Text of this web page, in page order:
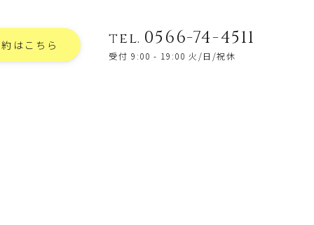
はこちら tel. 0566-74-4511
受付 9:00 - 19:00 火/日/祝休